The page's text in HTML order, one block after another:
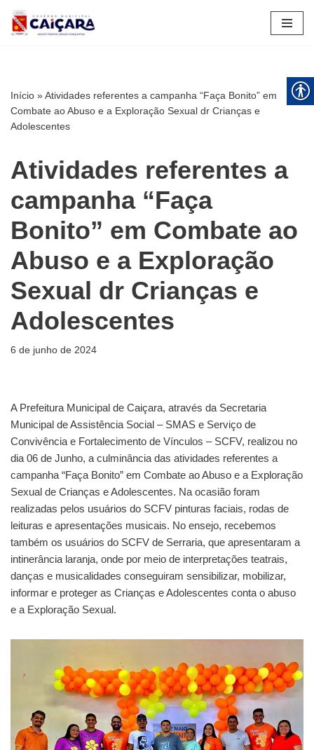
Pular
Início »Atividades referentes a campanha “Faça Bonito” em
Combate ao Abuso e a Exploração Sexual dr Crianças e
Adolescentes
Atividades referentes a
campanha “Faça
Bonito” em Combate ao
Abuso e a Exploração
Sexual dr Crianças e
Adolescentes
6 de junho de 2024
A Prefeitura Municipal de Caiçara, através da Secretaria
Municipal de Assistência Social – SMAS e Serviço de
Convivência e Fortalecimento de Vínculos – SCFV, realizou no
dia 06 de Junho, a culminância das atividades referentes a
campanha “Faça Bonito” em Combate ao Abuso e a Exploração
Sexual de Crianças e Adolescentes. Na ocasião foram
realizadas pelos usuários do SCFV pinturas faciais, rodas de
leituras e apresentações musicais. No ensejo, recebemos
também os usuários do SCFV de Serraria, que apresentaram a
intinerância laranja, onde por meio de interpretações teatrais,
danças e musicalidades conseguiram sensibilizar, mobilizar,
informar e proteger as Crianças e Adolescentes conta o abuso
e a Exploração Sexual.